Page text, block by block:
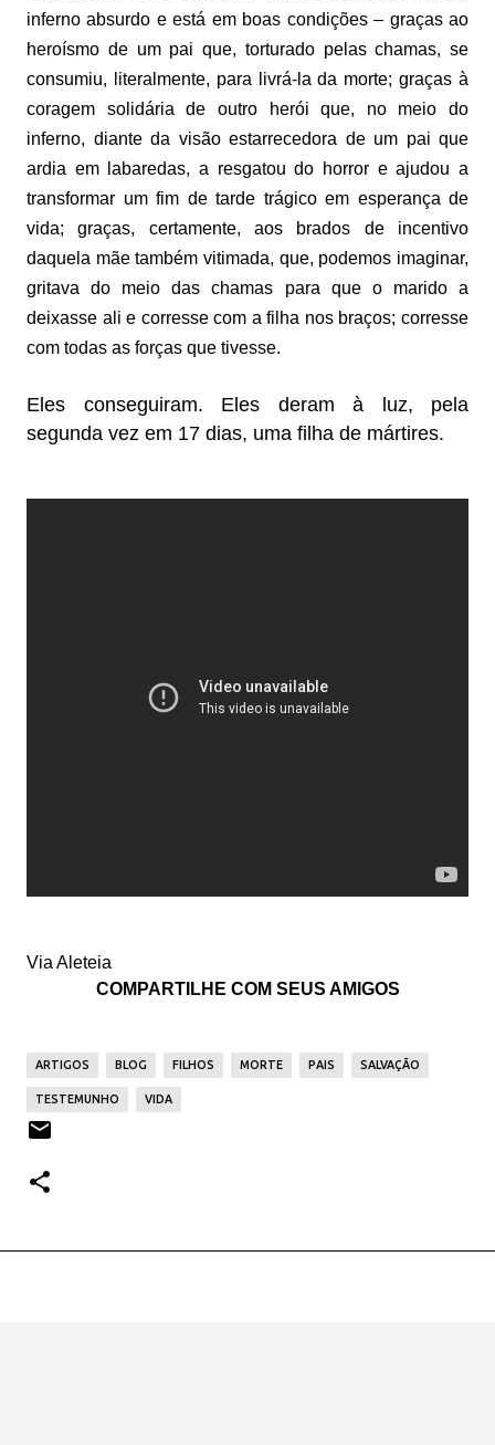
inferno absurdo e está em boas condições – graças ao
heroísmo de um pai que, torturado pelas chamas, se
consumiu, literalmente, para livrá-la da morte; graças à
coragem solidária de outro herói que, no meio do
inferno, diante da visão estarrecedora de um pai que
ardia em labaredas, a resgatou do horror e ajudou a
transformar um fim de tarde trágico em esperança de
vida; graças, certamente, aos brados de incentivo
daquela mãe também vitimada, que, podemos imaginar,
gritava do meio das chamas para que o marido a
deixasse ali e corresse com a filha nos braços; corresse
com todas as forças que tivesse.
Eles conseguiram. Eles deram à luz, pela
segunda vez em 17 dias, uma filha de mártires.
Via Aleteia
COMPARTILHE COM SEUS AMIGOS
ARTIGOS BLOG FILHOS MORTE PAIS SALVAÇÃO
TESTEMUNHO VIDA